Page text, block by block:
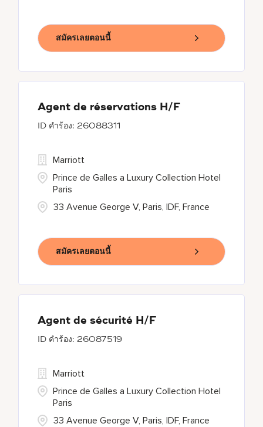
สมัครเลยตอนนี้
Agent de réservations H/F
26088311
33 Avenue George V, Paris, IDF, France
Marriott
Prince de Galles a Luxury Collection Hotel
Paris
สมัครเลยตอนนี้
Agent de sécurité H/F
26087519
33 Avenue George V, Paris, IDF, France
Marriott
Prince de Galles a Luxury Collection Hotel
Paris